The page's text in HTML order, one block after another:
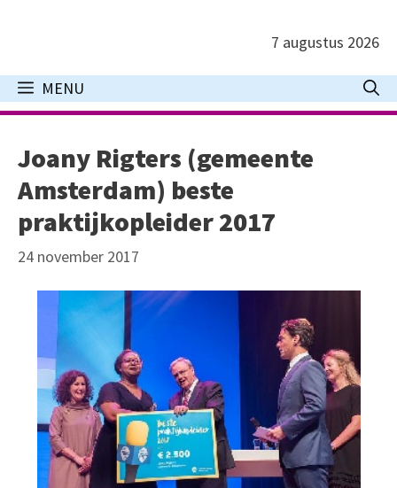
inhoud
7 augustus 2026
MENU
Joany Rigters (gemeente
Amsterdam) beste
praktijkopleider 2017
24 november 2017